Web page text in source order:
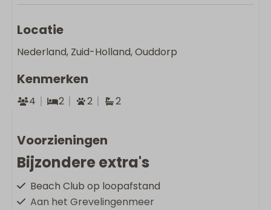
Locatie
Nederland, Zuid-Holland, Ouddorp
Kenmerken
4 2 2 2
Voorzieningen
Bijzondere extra's
Beach Club op loopafstand
Aan het Grevelingenmeer